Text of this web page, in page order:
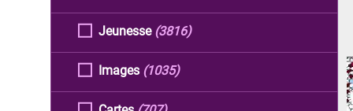
Jeunesse (3816)
Images (1035)